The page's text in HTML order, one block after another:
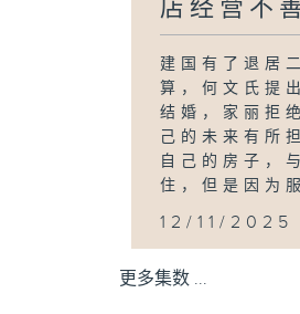
店经营不
建国有了退居
算，何文氏提
结婚，家丽拒
己的未来有所
自己的房子，
住，但是因为
12/11/2025
更多集数 ...